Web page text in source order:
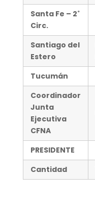
Santa Fe – 2˚
Circ.
Santiago del
Estero
Tucumán
Coordinador
Junta
Ejecutiva
CFNA
PRESIDENTE
Cantidad